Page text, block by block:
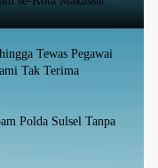
Tewas Pegawai
Tak Terima
Polda Sulsel Tanpa